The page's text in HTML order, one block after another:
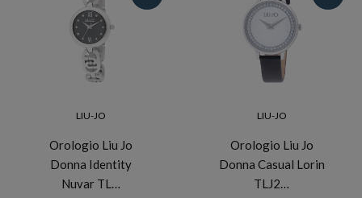
LIU-JO
Orologio Liu Jo
Donna Identity
Nuvar TL…
LIU-JO
Orologio Liu Jo
Donna Casual Lorin
TLJ2…